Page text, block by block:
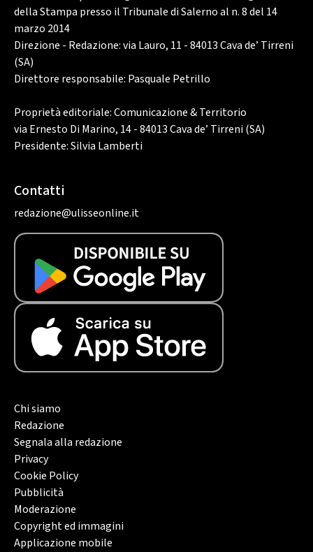
della Stampa presso il Tribunale di Salerno al n. 8 del 14
marzo 2014
Direzione - Redazione: via Lauro, 11 - 84013 Cava de’ Tirreni
(SA)
Direttore responsabile: Pasquale Petrillo
Proprietà editoriale: Comunicazione & Territorio
via Ernesto Di Marino, 14 - 84013 Cava de’ Tirreni (SA)
Presidente: Silvia Lamberti
Contatti
redazione@ulisseonline.it
Chi siamo
Redazione
Segnala alla redazione
Privacy
Cookie Policy
Pubblicità
Moderazione
Copyright ed immagini
Applicazione mobile